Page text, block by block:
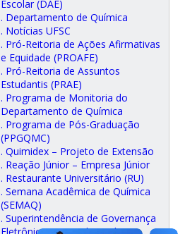
Escolar (DAE)
. Departamento de Química
. Notícias UFSC
. Pró-Reitoria de Ações Afirmativas
e Equidade (PROAFE)
. Pró-Reitoria de Assuntos
Estudantis (PRAE)
. Programa de Monitoria do
Departamento de Química
. Programa de Pós-Graduação
(PPGQMC)
. Quimidex – Projeto de Extensão
. Reação Júnior – Empresa Júnior
. Restaurante Universitário (RU)
. Semana Acadêmica de Química
(SEMAQ)
. Superintendência de Governança